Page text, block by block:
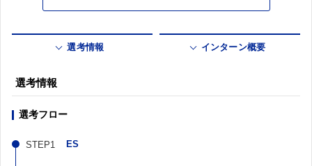
選考情報 インターン概要
選考情報
選考フロー
ES